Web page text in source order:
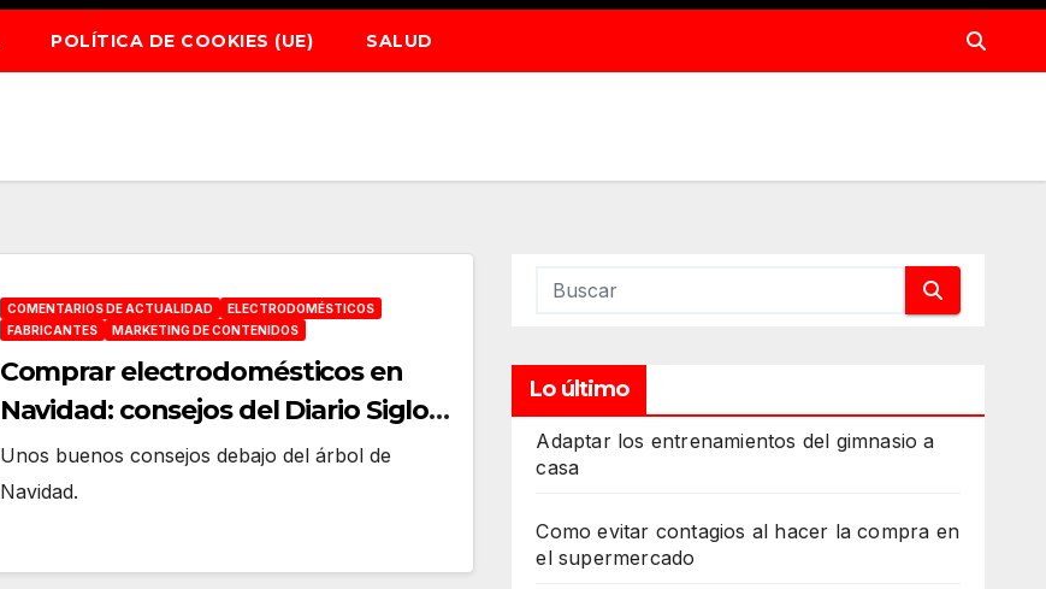
POLÍTICA DE COOKIES (UE) SALUD
COMENTARIOS DE ACTUALIDAD
ELECTRODOMÉSTICOS
FABRICANTES
MARKETING DE CONTENIDOS
Comprar electrodomésticos en
Navidad: consejos del Diario Siglo
XXI
Unos buenos consejos debajo del árbol de
Navidad.
Lo último
Adaptar los entrenamientos del gimnasio a
casa
Como evitar contagios al hacer la compra en
el supermercado